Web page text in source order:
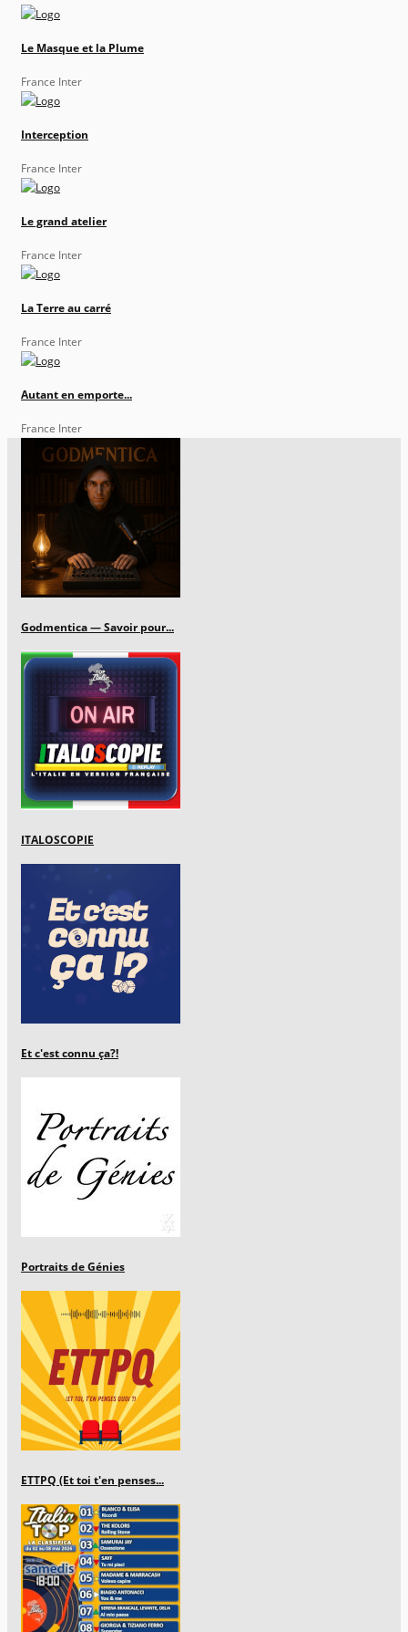
Le Masque et la Plume
France Inter
Interception
France Inter
Le grand atelier
France Inter
La Terre au carré
France Inter
Autant en emporte...
France Inter
Godmentica — Savoir pour...
ITALOSCOPIE
Et c'est connu ça?!
Portraits de Génies
ETTPQ (Et toi t'en penses...